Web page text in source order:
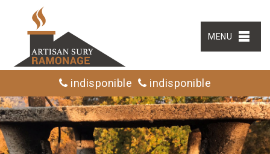
MENU
indisponible indisponible